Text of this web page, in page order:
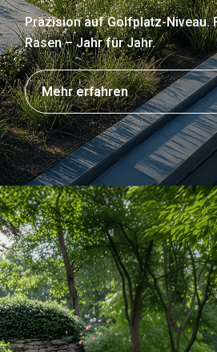
Präzision auf Golfplatz-Niveau.
Rasen – Jahr für Jahr.
Mehr erfahren